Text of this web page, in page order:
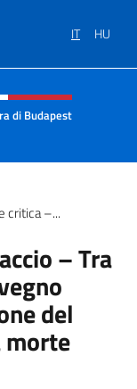
IT HU
e menù
di Budapest
critica –...
– Tra
del